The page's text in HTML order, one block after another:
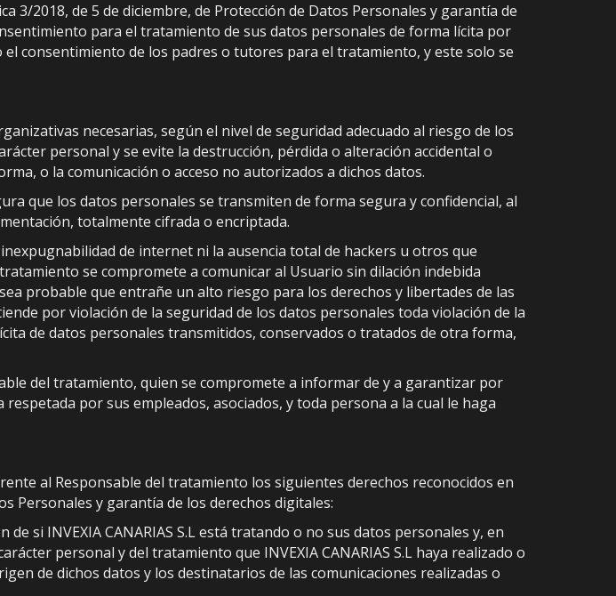
3/2018, de 5 de diciembre, de Protección de Datos Personales y garantía de
para el tratamiento de sus datos personales de forma lícita por
el consentimiento de los padres o tutores para el tratamiento, y este solo se
necesarias, según el nivel de seguridad adecuado al riesgo de los
personal y se evite la destrucción, pérdida o alteración accidental o
o la comunicación o acceso no autorizados a dichos datos.
que los datos personales se transmiten de forma segura y confidencial, al
totalmente cifrada o encriptada.
de internet ni la ausencia total de hackers u otros que
se compromete a comunicar al Usuario sin dilación indebida
probable que entrañe un alto riesgo para los derechos y libertades de las
por violación de la seguridad de los datos personales toda violación de la
de datos personales transmitidos, conservados o tratados de otra forma,
del tratamiento, quien se compromete a informar de y a garantizar por
por sus empleados, asociados, y toda persona a la cual le haga
al Responsable del tratamiento los siguientes derechos reconocidos en
Personales y garantía de los derechos digitales:
si INVEXIA CANARIAS S.L está tratando o no sus datos personales y, en
personal y del tratamiento que INVEXIA CANARIAS S.L haya realizado o
de dichos datos y los destinatarios de las comunicaciones realizadas o